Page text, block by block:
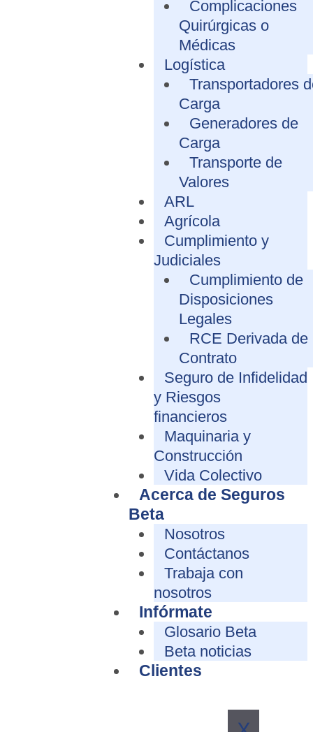
Complicaciones
Quirúrgicas o
Médicas
Logística
Transportadores
Carga
Generadores de
Carga
Transporte de
Valores
ARL
Agrícola
Cumplimiento y
Judiciales
Cumplimiento de
Disposiciones
Legales
RCE Derivada de
Contrato
Seguro de Infidelidad
y Riesgos
financieros
Maquinaria y
Construcción
Vida Colectivo
Acerca de Seguros
Beta
Nosotros
Contáctanos
Trabaja con
nosotros
Infórmate
Glosario Beta
Beta noticias
Clientes